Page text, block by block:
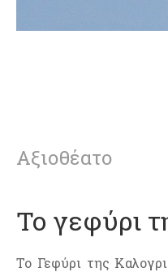
Αξιοθέατο
Το γεφύρι
Το Γεφύρι της